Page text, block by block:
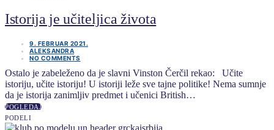
Istorija je učiteljica života
9. FEBRUAR 2021.
ALEKSANDRA
NO COMMENTS
Ostalo je zabeleženo da je slavni Vinston Čerčil rekao: Učite
istoriju, učite istoriju! U istoriji leže sve tajne politike! Nema sumnje
da je istorija zanimljiv predmet i učenici British…
POGLEDAJ
PODELI